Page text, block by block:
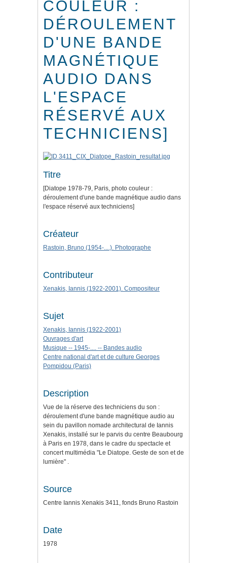
COULEUR :
DÉROULEMENT
D'UNE BANDE
MAGNÉTIQUE
AUDIO DANS
L'ESPACE
RÉSERVÉ AUX
TECHNICIENS]
Titre
[Diatope 1978-79, Paris, photo couleur :
déroulement d'une bande magnétique audio dans
l'espace réservé aux techniciens]
Créateur
Rastoin, Bruno (1954-....). Photographe
Contributeur
Xenakis, Iannis (1922-2001). Compositeur
Sujet
Xenakis, Iannis (1922-2001)
Ouvrages d'art
Musique -- 1945-.... -- Bandes audio
Centre national d'art et de culture Georges
Pompidou (Paris)
Description
Vue de la réserve des techniciens du son :
déroulement d'une bande magnétique audio au
sein du pavillon nomade architectural de Iannis
Xenakis, installé sur le parvis du centre Beaubourg
à Paris en 1978, dans le cadre du spectacle et
concert multimédia "Le Diatope. Geste de son et de
lumière" .
Source
Centre Iannis Xenakis 3411, fonds Bruno Rastoin
Date
1978